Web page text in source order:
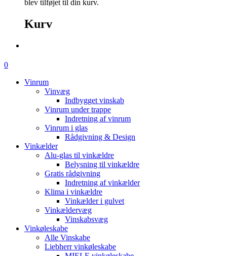
blev tilføjet til din kurv.
Kurv
0
Vinrum
Vinvæg
Indbygget vinskab
Vinrum under trappe
Indretning af vinrum
Vinrum i glas
Rådgivning & Design
Vinkælder
Alu-glas til vinkældre
Belysning til vinkældre
Gratis rådgivning
Indretning af vinkælder
Klima i vinkældre
Vinkælder i gulvet
Vinkældervæg
Vinskabsvæg
Vinkøleskabe
Alle Vinskabe
Liebherr vinkøleskabe